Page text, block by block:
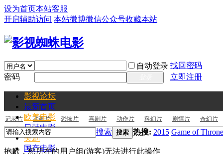
设为首页本站客服
开启辅助访问 本站微博微信公众号收藏本站
自动登录 找回密码
密码
立即注册
影视论坛
最新首页
欧美电影
日韩电影
美剧
国产电影
记录片 动画片 恐怖片 喜剧片 动作片 科幻片 剧情片 奇幻片
搜索 搜索 热搜: 2015 Game of
抱歉，您所在的用户组(游客)无法进行此操作